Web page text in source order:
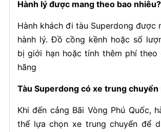
Hành lý được mang theo bao nhiêu?
Hành khách đi tàu Superdong được
hành lý. Đồ cồng kềnh hoặc số
bị giới hạn hoặc tính thêm phí theo
hãng
Tàu Superdong có xe trung chuyển
Khi đến cảng Bãi Vòng Phú Quốc,
thể lựa chọn xe trung chuyển để